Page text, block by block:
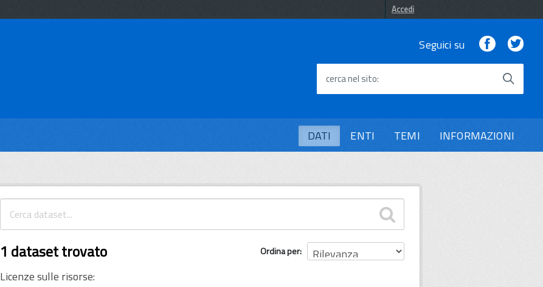
Accedi
Seguici su Facebook
cerca nel sito
DATI ENTI TEMI INFORMAZIONI
Ordina per
1 dataset trovato
Licenze sulle risorse: